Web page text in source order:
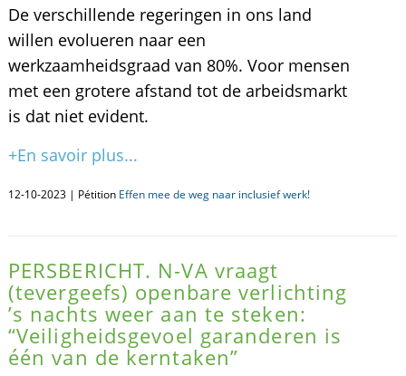
De verschillende regeringen in ons land
willen evolueren naar een
werkzaamheidsgraad van 80%. Voor mensen
met een grotere afstand tot de arbeidsmarkt
is dat niet evident.
+En savoir plus...
12-10-2023 | Pétition Effen mee de weg naar inclusief werk!
PERSBERICHT. N-VA vraagt
(tevergeefs) openbare verlichting
’s nachts weer aan te steken:
“Veiligheidsgevoel garanderen is
één van de kerntaken”